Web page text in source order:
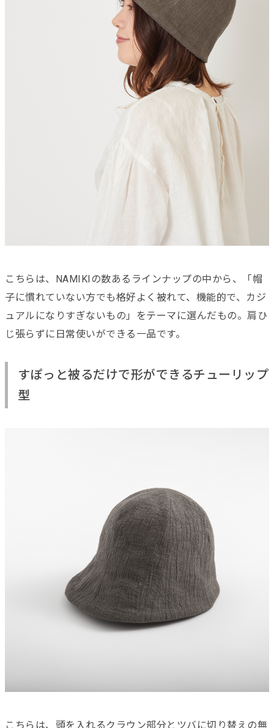
こちらは、NAMIKIの数あるラインナップの中から、「帽
子に慣れていない方でも格好よく被れて、機能的で、カジ
ュアルになりすぎないもの」をテーマに選んだもの。肩ひ
じ張らずに日常使いができる一品です。
すぽっと被るだけで形ができるチューリップ
型
こちらは、頭を入れるクラウン部分とツバに切り替えの無